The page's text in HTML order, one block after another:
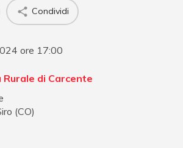
Condividi
ore 17:00
Rurale di Carcente
(CO)